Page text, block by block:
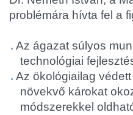
problémára hívta fel a
Az ágazat súlyos
technológiai
Az ökológiailag
növekvő károkat
módszerekkel